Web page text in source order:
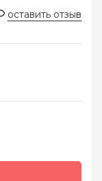
оставить отзыв